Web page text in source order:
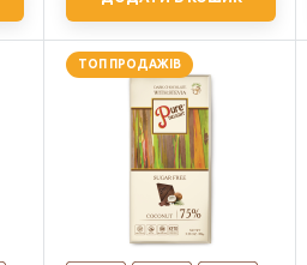
ТОП ПРОДАЖІВ